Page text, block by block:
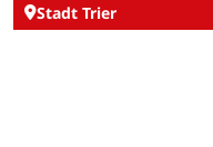
Stadt Trier